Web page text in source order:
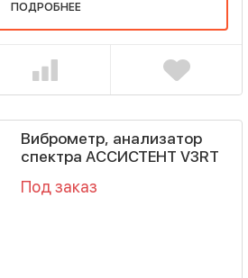
ПОДРОБНЕЕ
Виброметр, анализатор
спектра АССИСТЕНТ V3RT
Под заказ